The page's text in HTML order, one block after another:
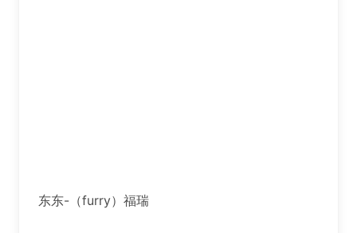
东东-（furry）福瑞